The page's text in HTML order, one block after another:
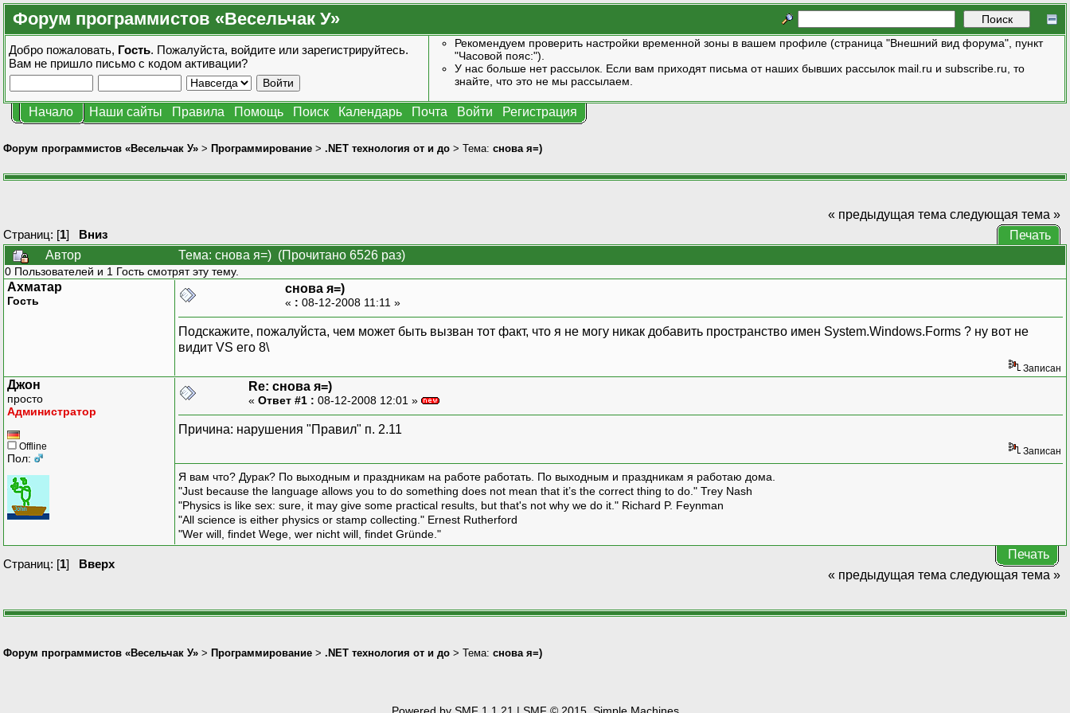
Форум программистов «Весельчак У»
Добро пожаловать, Гость. Пожалуйста, войдите или зарегистрируйтесь.
Вам не пришло письмо с кодом активации?
Рекомендуем проверить настройки временной зоны в вашем профиле (страница "Внешний вид форума", пункт
"Часовой пояс:").
У нас больше нет рассылок. Если вам приходят письма от наших бывших рассылок mail.ru и subscribe.ru, то
знайте, что это не мы рассылаем.
Начало Наши сайты Правила Помощь Поиск Календарь Почта Войти Регистрация
Форум программистов «Весельчак У» > Программирование > .NET технология от и до > Тема: снова я=)
Страниц: [1] Вниз
« предыдущая тема следующая тема »
Печать
Автор
Тема: снова я=) (Прочитано 6526 раз)
0 Пользователей и 1 Гость смотрят эту тему.
Ахматар
Гость
снова я=)
« : 08-12-2008 11:11 »
Подскажите, пожалуйста, чем может быть вызван тот факт, что я не могу никак добавить пространство имен System.Windows.Forms ? ну вот не
видит VS его 8\
Записан
Джон
просто
Администратор
Offline
Пол:
Re: снова я=)
« Ответ #1 : 08-12-2008 12:01 »
Причина: нарушения "Правил" п. 2.11
Записан
Я вам что? Дурак? По выходным и праздникам на работе работать. По выходным и праздникам я работаю дома.
"Just because the language allows you to do something does not mean that it’s the correct thing to do." Trey Nash
"Physics is like sex: sure, it may give some practical results, but that's not why we do it." Richard P. Feynman
"All science is either physics or stamp collecting." Ernest Rutherford
"Wer will, findet Wege, wer nicht will, findet Gründe."
Страниц: [1] Вверх
Печать
« предыдущая тема следующая тема »
Форум программистов «Весельчак У» > Программирование > .NET технология от и до > Тема: снова я=)